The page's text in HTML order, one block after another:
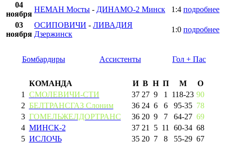
04
ноября
НЕМАН Мосты - ДИНАМО-2 Минск 1:4 подробнее
03
ноября
ОСИПОВИЧИ - ЛИВАДИЯ
Дзержинск
1:0 подробнее
Бомбардиры Ассистенты Гол + Пас
КОМАНДА И В Н П М
О
1
СМОЛЕВИЧИ-СТИ 37 27 9 1 118-23 90
2 БЕЛТРАНСГАЗ Слоним 36 24 6 6 95-35 78
3 ГОМЕЛЬЖЕЛДОРТРАНС 36 20 9 7 64-27 69
4 МИНСК-2 37 21 5 11 60-34 68
5 ИСЛОЧЬ 35 20 7 8 55-29 67